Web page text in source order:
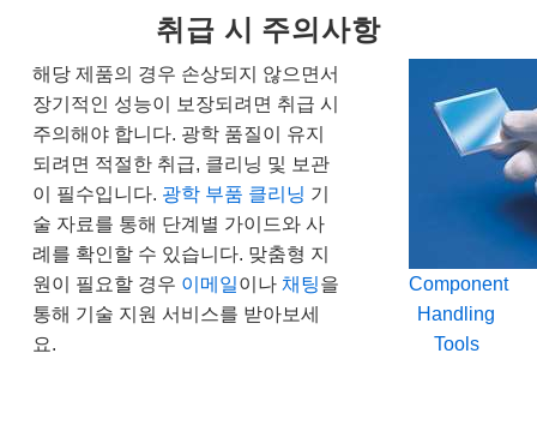
취급 시 주의사항
해당 제품의 경우 손상되지 않으면서
장기적인 성능이 보장되려면 취급 시
주의해야 합니다. 광학 품질이 유지
되려면 적절한 취급, 클리닝 및 보관
이 필수입니다. 광학 부품 클리닝 기
술 자료를 통해 단계별 가이드와 사
례를 확인할 수 있습니다. 맞춤형 지
원이 필요할 경우 이메일이나 채팅을
통해 기술 지원 서비스를 받아보세
요.
Component
Handling
Tools